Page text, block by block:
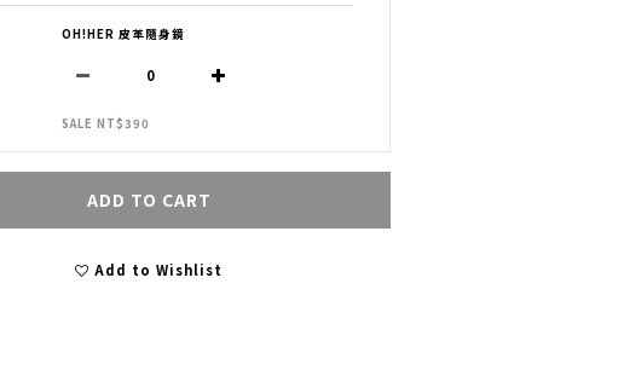
OH!HER 皮革隨身鏡
SALE NT$390
ADD TO CART
Add to Wishlist